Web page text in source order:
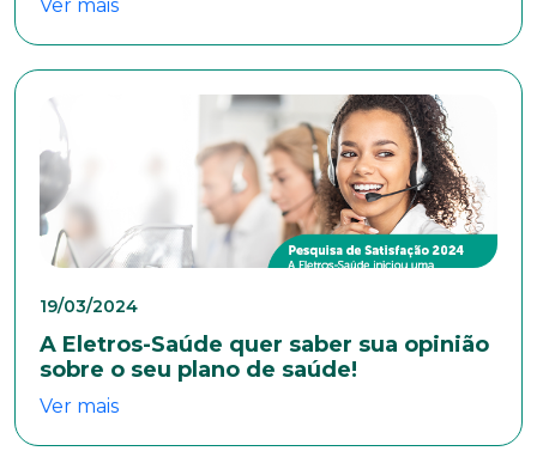
Ver mais
19/03/2024
A Eletros-Saúde quer saber sua opinião
sobre o seu plano de saúde!
Ver mais
E-mail*
Telefone
Endereço
Bairro
Cidade